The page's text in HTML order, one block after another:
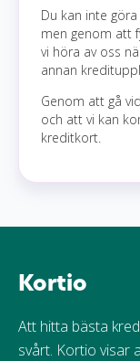
Du kan inte
men genom att
vi höra av oss
annan
Genom att gå
och att vi kan
kreditkort.
Kortio
Att hitta bästa
svårt. Kortio visar